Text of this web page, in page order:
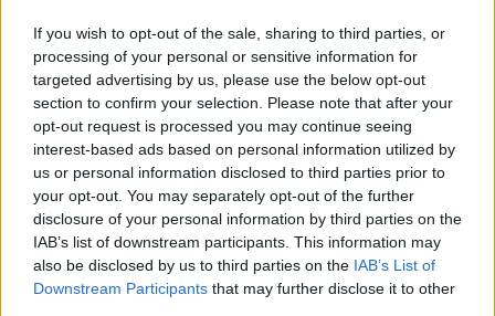
If you wish to opt-out of the sale, sharing to third parties, or
processing of your personal or sensitive information for
targeted advertising by us, please use the below opt-out
section to confirm your selection. Please note that after your
opt-out request is processed you may continue seeing
interest-based ads based on personal information utilized by
us or personal information disclosed to third parties prior to
your opt-out. You may separately opt-out of the further
disclosure of your personal information by third parties on the
IAB’s list of downstream participants. This information may
also be disclosed by us to third parties on the IAB’s List of
Downstream Participants that may further disclose it to other
industriali di carne, patate al forno,
purè, verdure saltate…, formaggi
accompagnati da marmellate dai
sapori misteriosi, dolci, dolcetti, vino,
liquori… I bambini, infatti, non
‘degustano’, mangiano. E la golosità
riguarda piatti e ricette ben precisi.
Difficilmente un bimbo sarà goloso
di salmone affumicato o capitone.
Ecco perché, senza stravolgere